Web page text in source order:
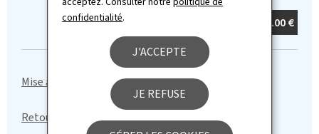
confidentialité.
J'ACCEPTE
JE REFUSE
0.00 €